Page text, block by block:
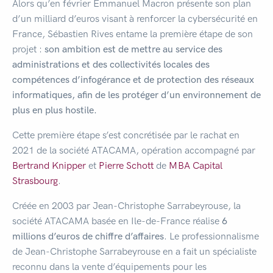
Alors qu’en février Emmanuel Macron présente son plan
d’un milliard d’euros visant à renforcer la cybersécurité en
France, Sébastien Rives entame la première étape de son
projet : son ambition est de mettre au service des
administrations et des collectivités locales des
compétences d’infogérance et de protection des réseaux
informatiques, afin de les protéger d’un environnement de
plus en plus hostile.
Cette première étape s’est concrétisée par le rachat en
2021 de la société ATACAMA, opération accompagné par
Bertrand Knipper et Pierre Schott de MBA Capital
Strasbourg.
Créée en 2003 par Jean-Christophe Sarrabeyrouse, la
société ATACAMA basée en Ile-de-France réalise 6
millions d’euros de chiffre d’affaires. Le professionnalisme
de Jean-Christophe Sarrabeyrouse en a fait un spécialiste
reconnu dans la vente d’équipements pour les